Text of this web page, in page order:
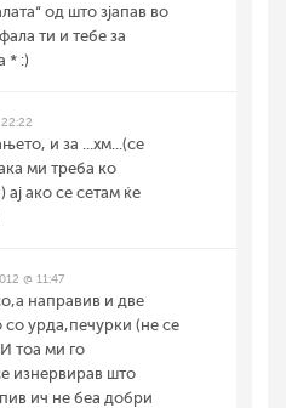
од што зјапав во
ти и тебе за
* :)
и за ...хм...(се
ми треба ко
ако се сетам ќе
@ 11:47
направив и две
урда,печурки (не се
тоа ми го
изнервирав што
ич не беа добри